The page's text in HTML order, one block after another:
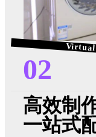
02
高效制
一站式